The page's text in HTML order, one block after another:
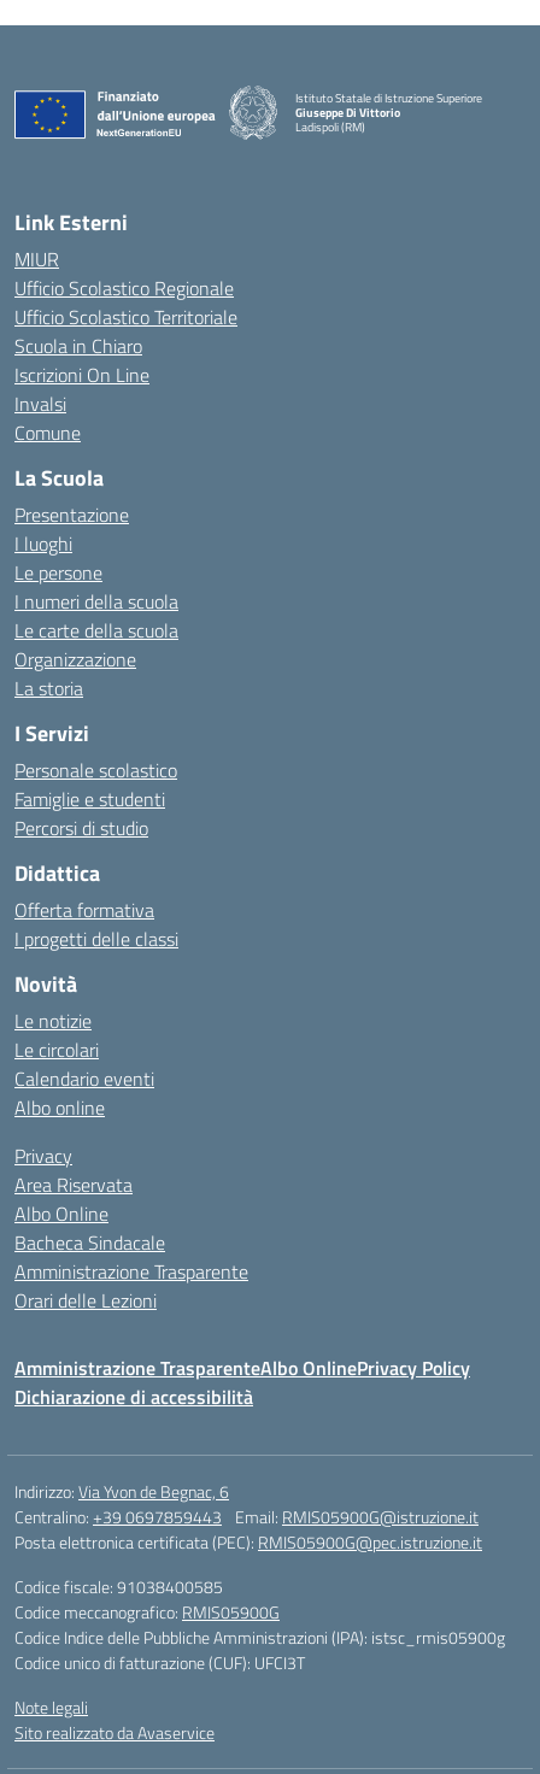
Istituto Statale di Istruzione Superiore
Giuseppe Di Vittorio
Ladispoli (RM)
Link Esterni
MIUR
Ufficio Scolastico Regionale
Ufficio Scolastico Territoriale
Scuola in Chiaro
Iscrizioni On Line
Invalsi
Comune
La Scuola
Presentazione
I luoghi
Le persone
I numeri della scuola
Le carte della scuola
Organizzazione
La storia
I Servizi
Personale scolastico
Famiglie e studenti
Percorsi di studio
Didattica
Offerta formativa
I progetti delle classi
Novità
Le notizie
Le circolari
Calendario eventi
Albo online
Privacy
Area Riservata
Albo Online
Bacheca Sindacale
Amministrazione Trasparente
Orari delle Lezioni
Amministrazione TrasparenteAlbo OnlinePrivacy Policy
Dichiarazione di accessibilità
Indirizzo:Via Yvon de Begnac, 6
Centralino:+39 0697859443 Email: RMIS05900G@istruzione.it
Posta elettronica certificata (PEC): RMIS05900G@pec.istruzione.it
Codice fiscale: 91038400585
Codice meccanografico: RMIS05900G
Codice Indice delle Pubbliche Amministrazioni (IPA): istsc_rmis05900g
Codice unico di fatturazione (CUF): UFCI3T
Note legali
Sito realizzato da Avaservice